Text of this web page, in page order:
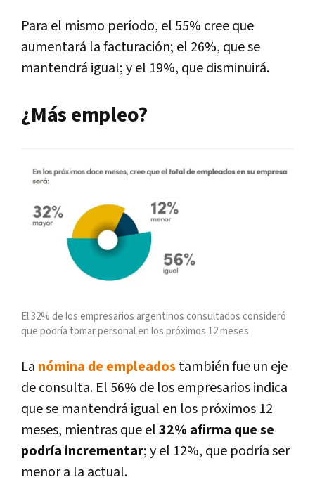
Para el mismo período, el 55% cree que
aumentará la facturación; el 26%, que se
mantendrá igual; y el 19%, que disminuirá.
¿Más empleo?
El 32% de los empresarios argentinos consultados consideró
que podría tomar personal en los próximos 12 meses
La nómina de empleados también fue un eje
de consulta. El 56% de los empresarios indica
que se mantendrá igual en los próximos 12
meses, mientras que el32% afirma que se
podría incrementar; y el 12%, que podría ser
menor a la actual.